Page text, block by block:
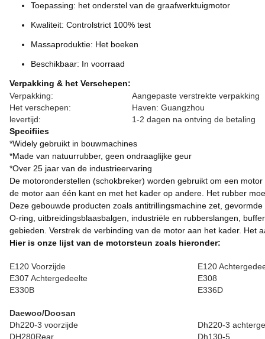
Toepassing: het onderstel van de graafwerktuigmotor
Kwaliteit: Controlstrict 100% test
Massaproduktie: Het boeken
Beschikbaar: In voorraad
Verpakking & het Verschepen:
Verpakking:
Aangepaste verstrekte verpakking
Het verschepen:
Haven: Guangzhou
levertijd:
1-2 dagen na ontving de betaling
Specifiies
*Widely gebruikt in bouwmachines
*Made van natuurrubber, geen ondraaglijke geur
*Over 25 jaar van de industrieervaring
De motoronderstellen (schokbreker) worden gebruikt om een
de motor aan één kant en met het kader op andere. Het rubber
Deze gebouwde producten zoals antitrillingsmachine zet,
O-ring, uitbreidingsblaasbalgen, industriële en rubberslangen,
gebieden. Verstrek de verbinding van de motor aan het kader. Het
Hier is onze lijst van de motorsteun zoals hieronder:
E120 Voorzijde
E120
E307 Achtergedeelte
E308
E330B
E336D
Daewoo/Doosan
Dh220-3 voorzijde
Dh220-3
DH280Rear
Dh130-5